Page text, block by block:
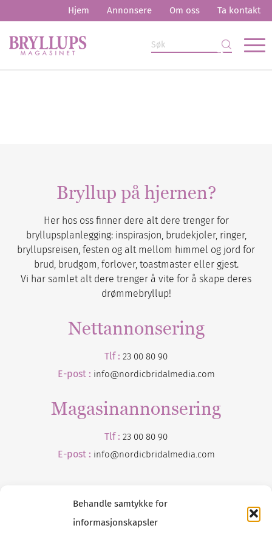
Behandle samtykke for
informasjonskapsler
Hjem Annonsere Om oss Ta kontakt
Bryllup på hjernen?
Her hos oss finner dere alt dere trenger for
bryllupsplanlegging: inspirasjon, brudekjoler, ringer,
bryllupsreisen, festen og alt mellom himmel og jord for
brud, brudgom, forlover, toastmaster eller gjest.
Vi har samlet alt dere trenger å vite for å skape deres
drømmebryllup!
Nettannonsering
Tlf : 23 00 80 90
E-post : info@nordicbridalmedia.com
Magasinannonsering
Tlf : 23 00 80 90
E-post : info@nordicbridalmedia.com